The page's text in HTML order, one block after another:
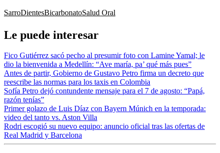
SarroDientesBicarbonatoSalud Oral
Le puede interesar
Fico Gutiérrez sacó pecho al presumir foto con Lamine Yamal; le
dio la bienvenida a Medellín: “Ave maría, pa’ qué más pues”
Antes de partir, Gobierno de Gustavo Petro firma un decreto que
reescribe las normas para los taxis en Colombia
Sofía Petro dejó contundente mensaje para el 7 de agosto: “Papá,
razón tenías”
Primer golazo de Luis Díaz con Bayern Múnich en la temporada:
video del tanto vs. Aston Villa
Rodri escogió su nuevo equipo: anuncio oficial tras las ofertas de
Real Madrid y Barcelona